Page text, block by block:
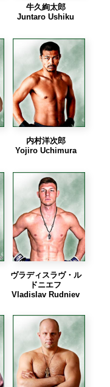
牛久絢太郎
Juntaro Ushiku
内村洋次郎
Yojiro Uchimura
ヴラディスラヴ・ル
ドニエフ
Vladislav Rudniev